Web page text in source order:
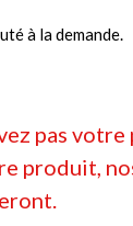
à la demande.
pas
produit,